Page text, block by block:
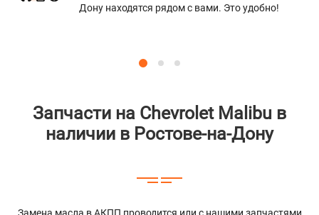
Дону находятся рядом с вами. Это удобно!
Запчасти на Chevrolet Malibu в
наличии в Ростове-на-Дону